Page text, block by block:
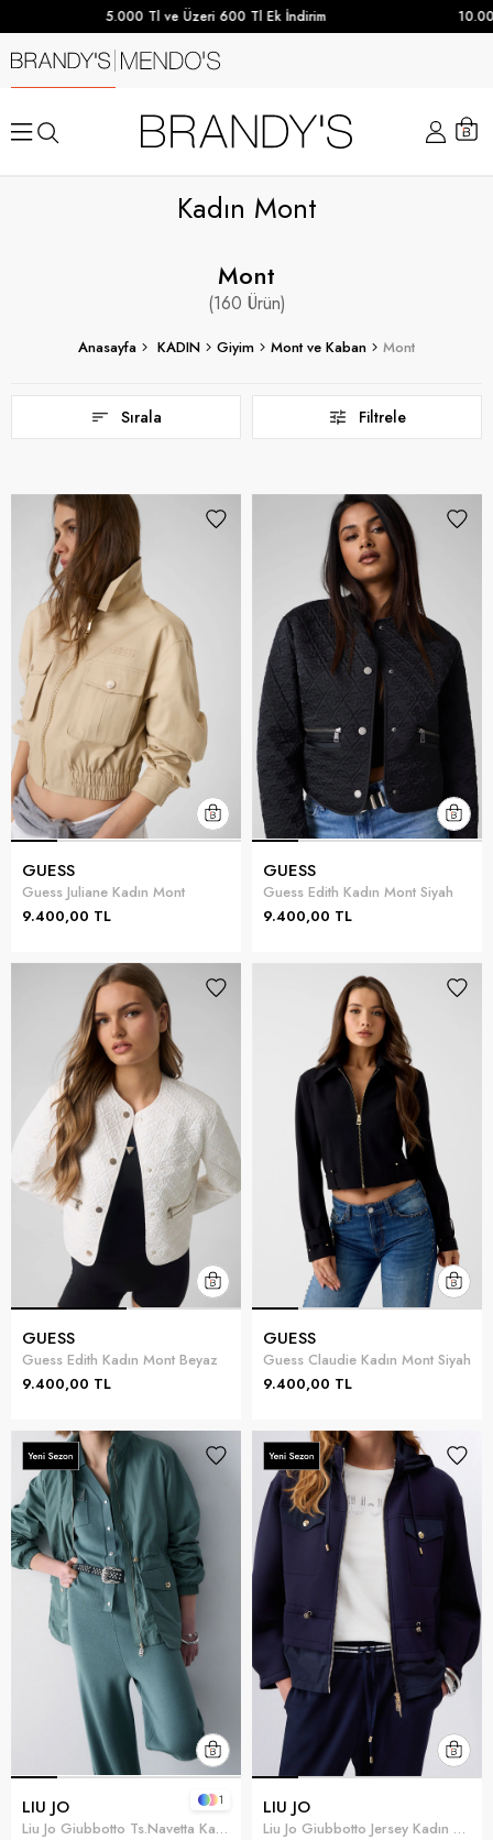
5.000 Tl ve Üzeri 600 Tl Ek İndirim 10.000 TL ve
Kadın Mont
Mont
160
Anasayfa KADIN Giyim Mont ve Kaban Mont
Filtrele
Sırala
GUESS
Guess Juliane Kadın Mont
9.400,00 TL
GUESS
Guess Edith Kadın Mont Siyah
9.400,00 TL
GUESS
Guess Edith Kadın Mont Beyaz
9.400,00 TL
GUESS
Guess Claudie Kadın Mont Siyah
9.400,00 TL
LIU JO
Liu Jo Giubbotto Ts.Navetta Kadın Mont
1 LIU JO
Liu Jo Giubbotto Jersey Kadın Mont Mavi